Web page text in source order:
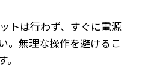
トは行わず、すぐに電源
。無理な操作を避けるこ